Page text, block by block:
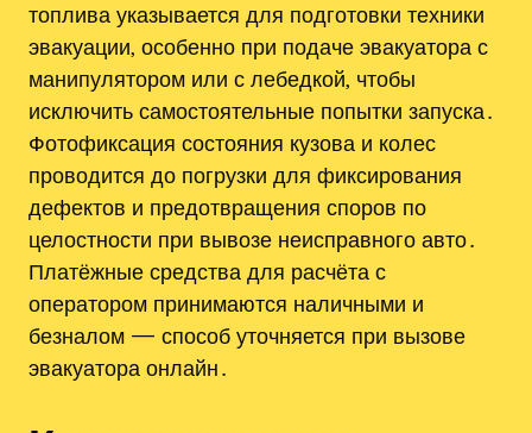
топлива указывается для подготовки техники
эвакуации‚ особенно при подаче эвакуатора с
манипулятором или с лебедкой‚ чтобы
исключить самостоятельные попытки запуска․
Фотофиксация состояния кузова и колес
проводится до погрузки для фиксирования
дефектов и предотвращения споров по
целостности при вывозе неисправного авто․
Платёжные средства для расчёта с
оператором принимаются наличными и
безналом — способ уточняется при вызове
эвакуатора онлайн․